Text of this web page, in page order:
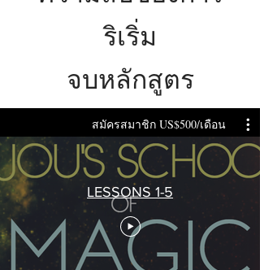
ริเริ่ม
จบหลักสูตร
สมัครสมาชิก US$500/เดือน
LESSONS 1-5